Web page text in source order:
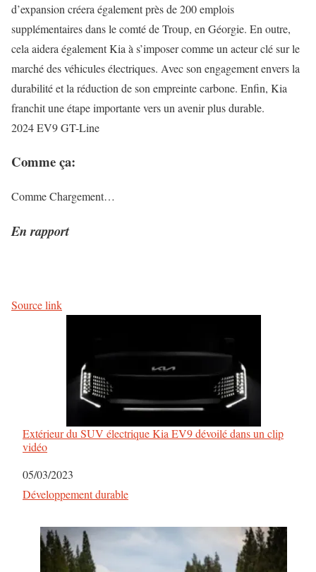
d’expansion créera également près de 200 emplois
supplémentaires dans le comté de Troup, en Géorgie. En outre,
cela aidera également Kia à s’imposer comme un acteur clé sur le
marché des véhicules électriques. Avec son engagement envers la
durabilité et la réduction de son empreinte carbone. Enfin, Kia
franchit une étape importante vers un avenir plus durable.
2024 EV9 GT-Line
Comme ça:
CommeChargement…
En rapport
Source link
Extérieur du SUV électrique Kia EV9 dévoilé dans un clip
vidéo
Date
05/03/2023
Par rapport à
Développement durable